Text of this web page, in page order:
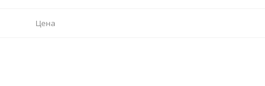
Цена